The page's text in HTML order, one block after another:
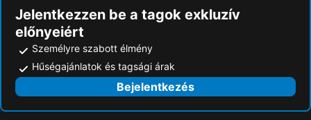
Jelentkezzen be a tagok exkluzív
előnyeiért
Személyre szabott élmény
Hűségajánlatok és tagsági árak
Bejelentkezés